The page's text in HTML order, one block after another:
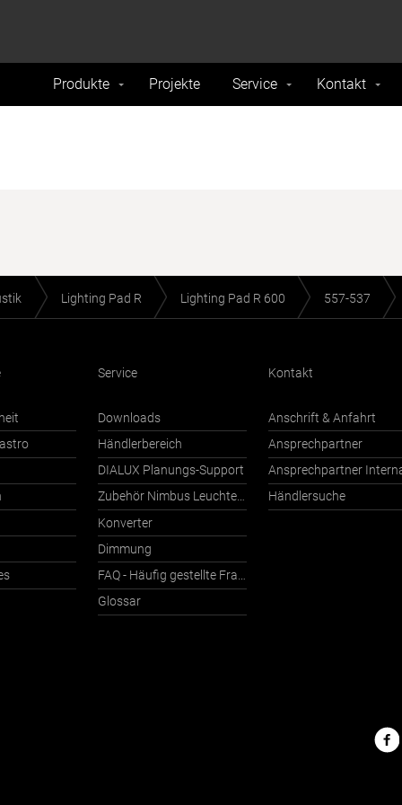
Produkte Projekte Service Kontakt
Lighting Pad R Lighting Pad R 600 557-537
Service
Downloads
Händlerbereich
DIALUX Planungs-Support
Zubehör Nimbus Leuchten mit Häfele Connect
Konverter
Dimmung
FAQ - Häufig gestellte Fragen
Glossar
Kontakt
Anschrift & Anfahrt
Ansprechpartner
Händlersuche
Nimbus